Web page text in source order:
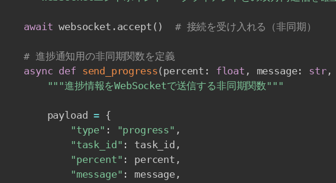
await websocket . accept ( ) # 接続を受け入れる（非同期）
# 進捗通知用の非同期関数を定義
async def send_progress( percent : float , message: str,
"""進捗情報をWebSocketで送信する非同期関数"""
        payload
= {
"type" : "progress" ,
"task_id" : task_id ,
"percent" : percent ,
"message" : message,